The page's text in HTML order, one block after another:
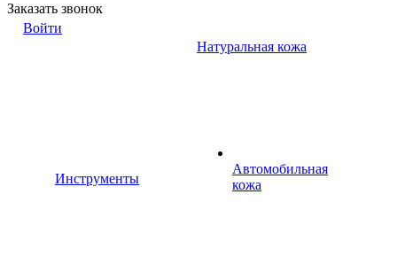
Заказать звонок
Войти
Инструменты
Натуральная кожа
Автомобильная
кожа